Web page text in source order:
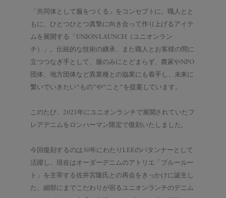
「共同体として服をつくる」をコンセプトに、職人とと
もに、ひとつひとつ真摯に向き合って作り上げるアイテ
ムを展開する「UNION LAUNCH（ユニオンラン
チ ）」 。 伝統的な技術の継承 、 また職人 とお客様の間に
立つつなぎ手として、服のみにとどまらず、農家やNPO
団体、地方団体など異業種との協業にも着手し 、 未来に
繋いでいきたい“もの”や“こと”を提案 しています。
このたび 、 2021年にユニオンランチで展開されていた フ
レアデニム を ロンハーマン限定で復刻 いたしま した。
今回復刻するのは30年にわたりLEEのパタンナーとして
活躍し、現在はオーダーデニムのアトリエ「ブルールー
ト」を主宰する佐井宮隆氏との再会をきっかけに誕生し
た、細部にまでこだわりが宿るユニオンランチのデニム